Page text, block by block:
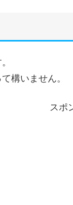
構いません。
スポ